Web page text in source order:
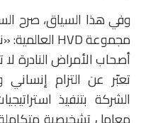
وفي هذا السياق، صرح
أصحاب الأمراض النادرة
تعبّر عن التزام
الشركة بتنفيذ